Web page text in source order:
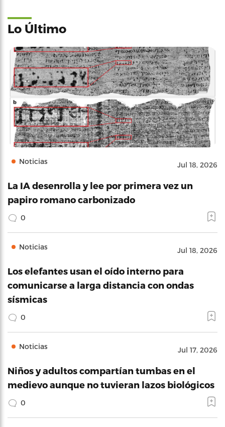
Lo Último
Noticias Jul 18, 2026
La IA desenrolla y lee por primera vez un
papiro romano carbonizado
0
Noticias Jul 18, 2026
Los elefantes usan el oído interno para
comunicarse a larga distancia con ondas
sísmicas
0
Noticias Jul 17, 2026
Niños y adultos compartían tumbas en el
medievo aunque no tuvieran lazos biológicos
0